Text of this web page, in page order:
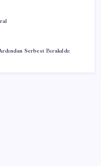
Serbest Bırakıldı: